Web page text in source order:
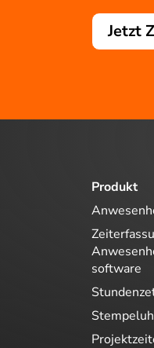
Jetzt
Produkt
software